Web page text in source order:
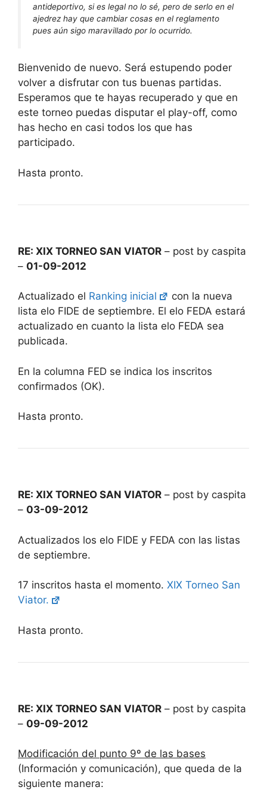
antideportivo, si es legal no lo sé, pero de serlo en el
ajedrez hay que cambiar cosas en el reglamento
pues aún sigo maravillado por lo ocurrido.
Bienvenido de nuevo. Será estupendo poder
volver a disfrutar con tus buenas partidas.
Esperamos que te hayas recuperado y que en
este torneo puedas disputar el play-off, como
has hecho en casi todos los que has
participado.
Hasta pronto.
RE: XIX TORNEO SAN VIATOR – post by caspita
– 01-09-2012
Actualizado el Ranking inicial
con la nueva
lista elo FIDE de septiembre. El elo FEDA estará
actualizado en cuanto la lista elo FEDA sea
publicada.
En la columna FED se indica los inscritos
confirmados (OK).
Hasta pronto.
RE: XIX TORNEO SAN VIATOR – post by caspita
– 03-09-2012
Actualizados los elo FIDE y FEDA con las listas
de septiembre.
17 inscritos hasta el momento. XIX Torneo San
Viator.
Hasta pronto.
RE: XIX TORNEO SAN VIATOR – post by caspita
– 09-09-2012
Modificación del punto 9º de las bases
(Información y comunicación), que queda de la
siguiente manera: